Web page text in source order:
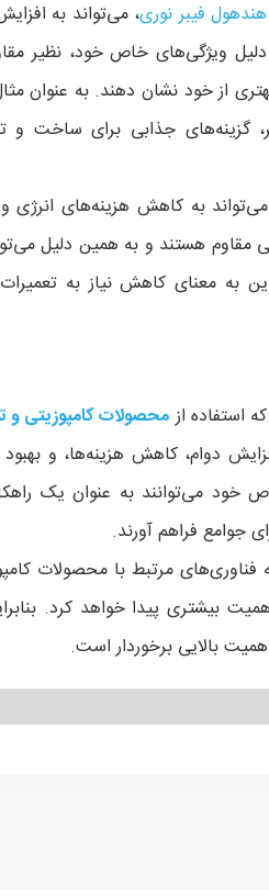
هندهول فیبر نوری، می‌تواند به
ویژگی‌های خاص خود، نظیر
از خود نشان دهند. به عنوان
گزینه‌های جذابی برای ساخت و
به کاهش هزینه‌های انرژی
مقاوم هستند و به همین دلیل
به معنای کاهش نیاز به تعمیرات
استفاده ازمحصولات کامپوزیتی
دوام، کاهش هزینه‌ها، و
می‌توانند به عنوان یک راهکار
جوامع فراهم آورند.
مرتبط با محصولات
بیشتری پیدا خواهد کرد.
بالایی برخوردار است.